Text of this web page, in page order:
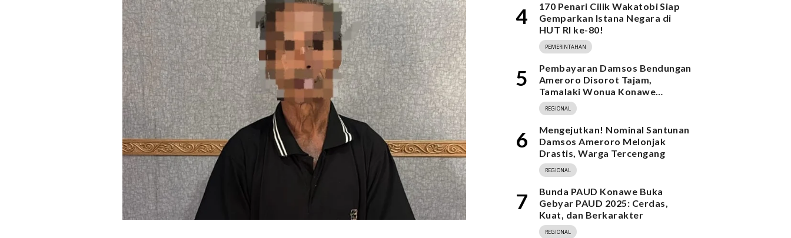
4
170 Penari Cilik Wakatobi Siap
Gemparkan Istana Negara di
HUT RI ke-80!
PEMERINTAHAN
5
Pembayaran Damsos Bendungan
Ameroro Disorot Tajam,
Tamalaki Wonua Konawe
Ungkap Dugaan Ketidakberesan
REGIONAL
6
Mengejutkan! Nominal Santunan
Damsos Ameroro Melonjak
Drastis, Warga Tercengang
REGIONAL
7
Bunda PAUD Konawe Buka
Gebyar PAUD 2025: Cerdas,
Kuat, dan Berkarakter
REGIONAL